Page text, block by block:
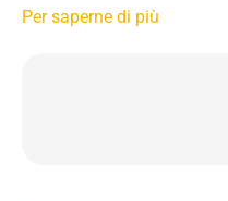
Per saperne di più